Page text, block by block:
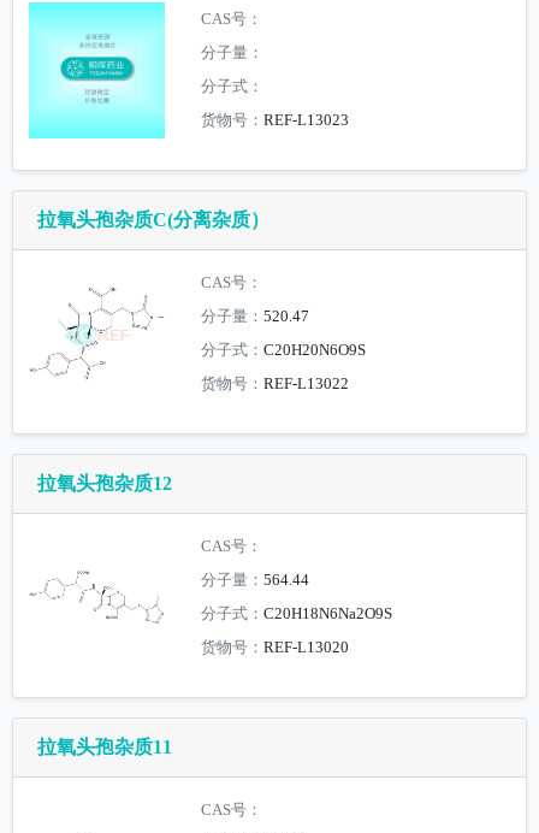
CAS号：
分子量：
分子式：
货物号：REF-L13023
拉氧头孢杂质C(分离杂质）
CAS号：
分子量：520.47
分子式：C20H20N6O9S
货物号：REF-L13022
拉氧头孢杂质12
CAS号：
分子量：564.44
分子式：C20H18N6Na2O9S
货物号：REF-L13020
拉氧头孢杂质11
CAS号：